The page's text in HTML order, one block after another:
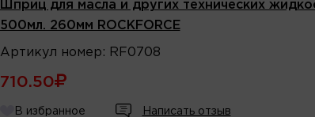
Шприц для масла и других технических
500мл. 260мм ROCKFORCE
Артикул номер : RF0708
710.50
В избранное Написать отзыв